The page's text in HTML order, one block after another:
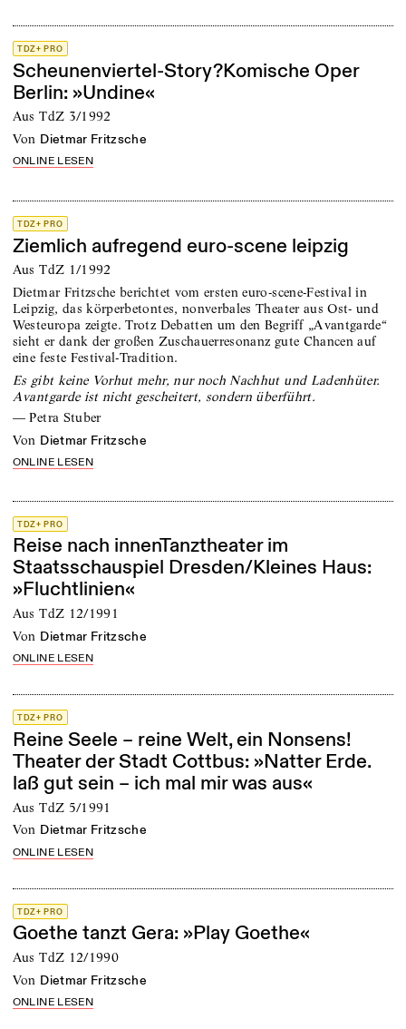
TDZ+ PRO
Scheunenviertel-Story?Komische Oper
Berlin: »Undine«
Aus TdZ 3/1992
von Dietmar Fritzsche
ONLINE LESEN
TDZ+ PRO
Ziemlich aufregend euro-scene leipzig
Aus TdZ 1/1992
Dietmar Fritzsche berichtet vom ersten euro-scene-Festival in
Leipzig, das körperbetontes, nonverbales Theater aus Ost- und
Westeuropa zeigte. Trotz Debatten um den Begriff „Avantgarde“
sieht er dank der großen Zuschauerresonanz gute Chancen auf
eine feste Festival-Tradition.
Es gibt keine Vorhut mehr, nur noch Nachhut und Ladenhüter.
Avantgarde ist nicht gescheitert, sondern überführt.
—Petra Stuber
von Dietmar Fritzsche
ONLINE LESEN
TDZ+ PRO
Reise nach innenTanztheater im
Staatsschauspiel Dresden/Kleines Haus:
»Fluchtlinien«
Aus TdZ 12/1991
von Dietmar Fritzsche
ONLINE LESEN
TDZ+ PRO
Reine Seele – reine Welt, ein Nonsens!
Theater der Stadt Cottbus: »Natter Erde.
laß gut sein – ich mal mir was aus«
Aus TdZ 5/1991
von Dietmar Fritzsche
ONLINE LESEN
TDZ+ PRO
Goethe tanzt Gera: »Play Goethe«
Aus TdZ 12/1990
von Dietmar Fritzsche
ONLINE LESEN